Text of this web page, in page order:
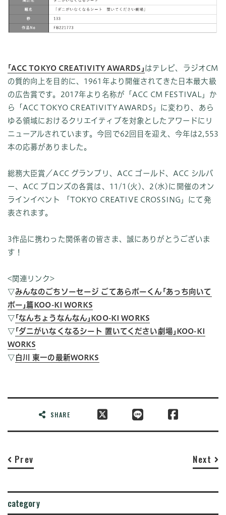
｢ACC TOKYO CREATIVITY AWARDS｣ はテレビ、ラジオCM
の質的向上を目的に、1961年より開催されてきた日本最大級
の広告賞です。2017年より名称が「ACC CM FESTIVAL」か
ら「ACC TOKYO CREATIVITY AWARDS」に変わり、あら
ゆる領域におけるクリエイティブを対象としたアワードにリ
ニューアルされています。今回で62回目を迎え、今年は2,553
本の応募がありました。
総務大臣賞／ACC グランプリ、ACC ゴールド、ACC シルバ
ー、ACC ブロンズの各賞は、11/1(火)、2(水)に開催のオン
ラインイベント 「TOKYO CREATIVE CROSSING」にて発
表されます。
3作品に携わった関係者の皆さま、誠にありがとうございま
す！
<関連リンク>
▽みんなのごちソーセージ ごてあらポーくん｢あっち向いて
ポー｣篇KOO-KI WORKS
▽ ｢なんちょうなんなん｣KOO-KI WORKS
▽ ｢ダニがいなくなるシート 置いてください劇場｣KOO-KI
WORKS
▽ 白川 東一の最新WORKS
SHARE
Prev Next
category